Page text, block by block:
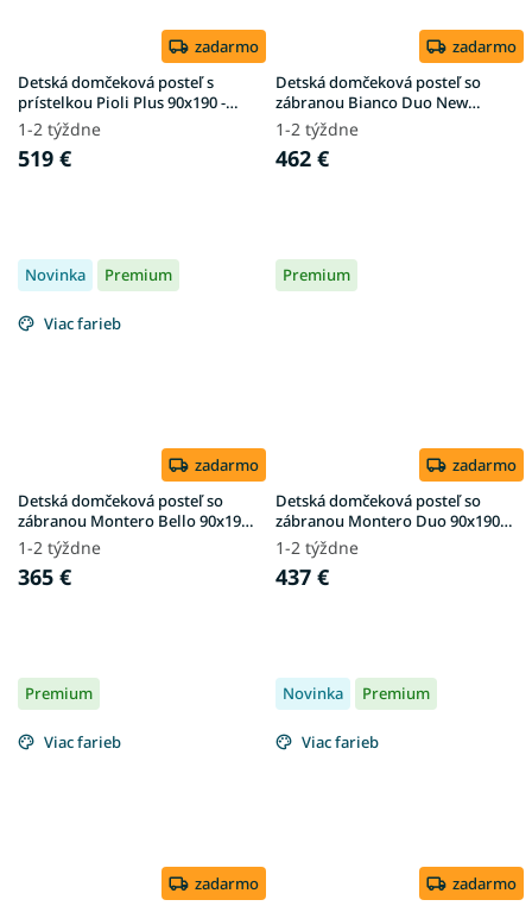
zadarmo
Detská domčeková posteľ s
prístelkou Pioli Plus 90x190 -
prírodná
1-2 týždne
519 €
zadarmo
Detská domčeková posteľ so
zábranou Bianco Duo New
90x190 - prírodná
1-2 týždne
462 €
Novinka Premium
Viac farieb
zadarmo
Detská domčeková posteľ so
zábranou Montero Bello 90x190
- prírodná
1-2 týždne
365 €
Premium
zadarmo
Detská domčeková posteľ so
zábranou Montero Duo 90x190 -
prírodná
1-2 týždne
437 €
Premium
Viac farieb
zadarmo
Novinka Premium
Viac farieb
zadarmo